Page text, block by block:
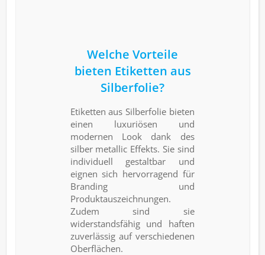
Welche Vorteile
bieten Etiketten aus
Silberfolie?
Etiketten aus Silberfolie bieten
einen luxuriösen und
modernen Look dank des
silber metallic Effekts. Sie sind
individuell gestaltbar und
eignen sich hervorragend für
Branding und
Produktauszeichnungen.
Zudem sind sie
widerstandsfähig und haften
zuverlässig auf verschiedenen
Oberflächen.